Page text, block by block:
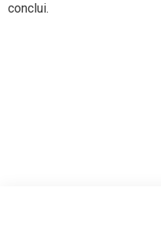
conclui.